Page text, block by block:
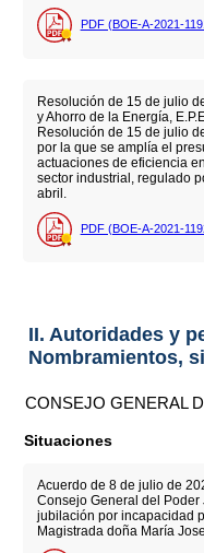
PDF (BOE-A-2021-
Resolución de 15 de julio
y Ahorro de la Energía,
Resolución de 15 de julio
por la que se amplía el
actuaciones de eficiencia
sector industrial, regulado
abril.
PDF (BOE-A-2021-
II. Autoridades y
Nombramientos,
CONSEJO GENERAL
Situaciones
Acuerdo de 8 de julio de
Consejo General del
jubilación por incapacidad
Magistrada doña María